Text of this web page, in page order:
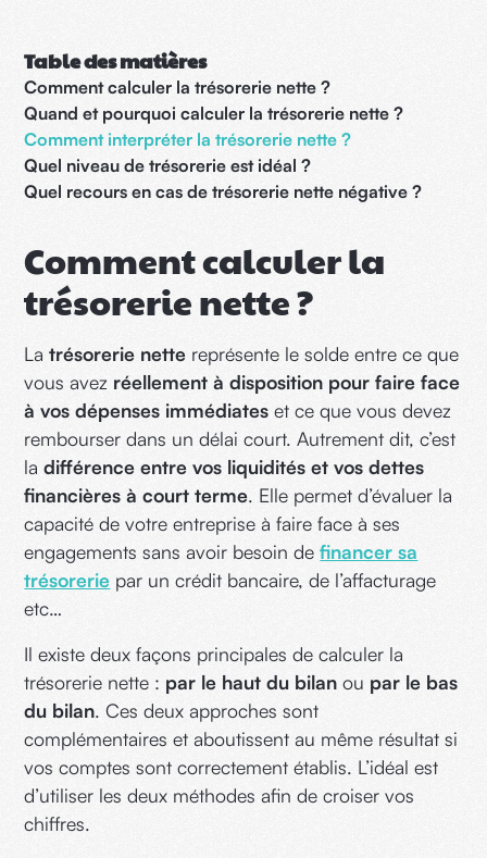
Table des matières
Comment calculer la trésorerie nette ?
Quand et pourquoi calculer la trésorerie nette ?
Comment interpréter la trésorerie nette ?
Quel niveau de trésorerie est idéal ?
Quel recours en cas de trésorerie nette négative ?
Comment calculer la
trésorerie nette ?
Latrésorerie nette représente le solde entre ce que
vous avez réellement à disposition pour faire face
à vos dépenses immédiates et ce que vous devez
rembourser dans un délai court. Autrement dit, c’est
ladifférence entre vos liquidités et vos dettes
financières à court terme. Elle permet d’évaluer la
capacité de votre entreprise à faire face à ses
engagements sans avoir besoin definancer sa
trésorerie par un crédit bancaire, de l’affacturage
etc…
Il existe deux façons principales de calculer la
trésorerie nette : par le haut du bilan ou par le bas
du bilan. Ces deux approches sont
complémentaires et aboutissent au même résultat si
vos comptes sont correctement établis. L’idéal est
d’utiliser les deux méthodes afin de croiser vos
chiffres.